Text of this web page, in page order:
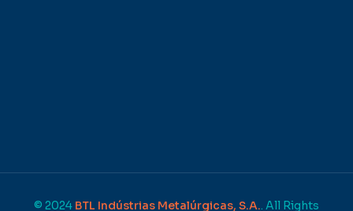
© 2024 BTL Indústrias Metalúrgicas, S.A.. All Rights